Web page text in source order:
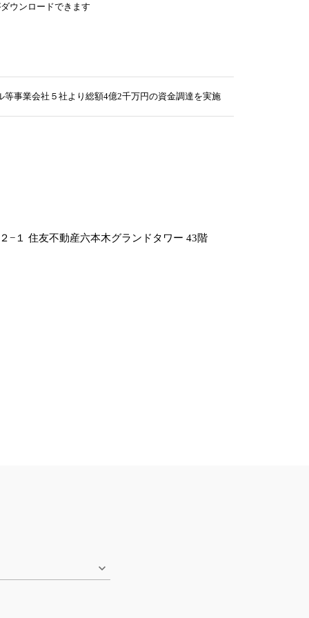
ウンロードできます
事業会社５社より総額4億2千万円の資金調達を実施
−１ 住友不動産六本木グランドタワー 43階